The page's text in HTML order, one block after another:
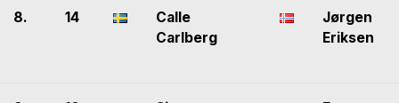
8. 14
Calle
Carlberg
Jørgen
Eriksen